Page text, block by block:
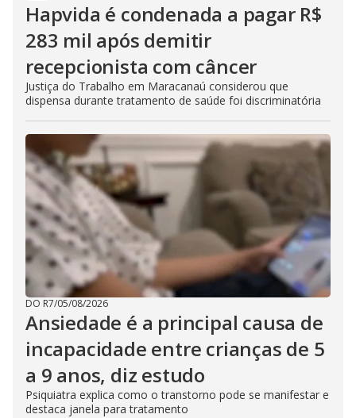
Hapvida é condenada a pagar R$
283 mil após demitir
recepcionista com câncer
Justiça do Trabalho em Maracanaú considerou que
dispensa durante tratamento de saúde foi discriminatória
DO R7/05/08/2026
Ansiedade é a principal causa de
incapacidade entre crianças de 5
a 9 anos, diz estudo
Psiquiatra explica como o transtorno pode se manifestar e
destaca janela para tratamento